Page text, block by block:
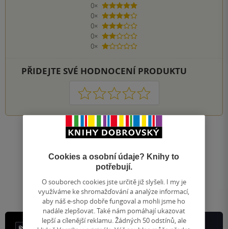
0×
5 hvězdiček
0×
4 hvězdičky
0×
3 hvězdičky
0×
2 hvězdičky
0×
1 hvezdička
PŘIDEJTE SVÉ HODNOCENÍ PRODUKTU
1 2 3 4 5
Nahoru
Přejít
na
stránku
/ 1
Cookies a osobní údaje? Knihy to
potřebují.
O souborech cookies jste určitě již slyšeli. I my je
využíváme ke shromažďování a analýze informací,
aby náš e-shop dobře fungoval a mohli jsme ho
nadále zlepšovat. Také nám pomáhají ukazovat
lepší a cílenější reklamu. Žádných 50 odstínů, ale